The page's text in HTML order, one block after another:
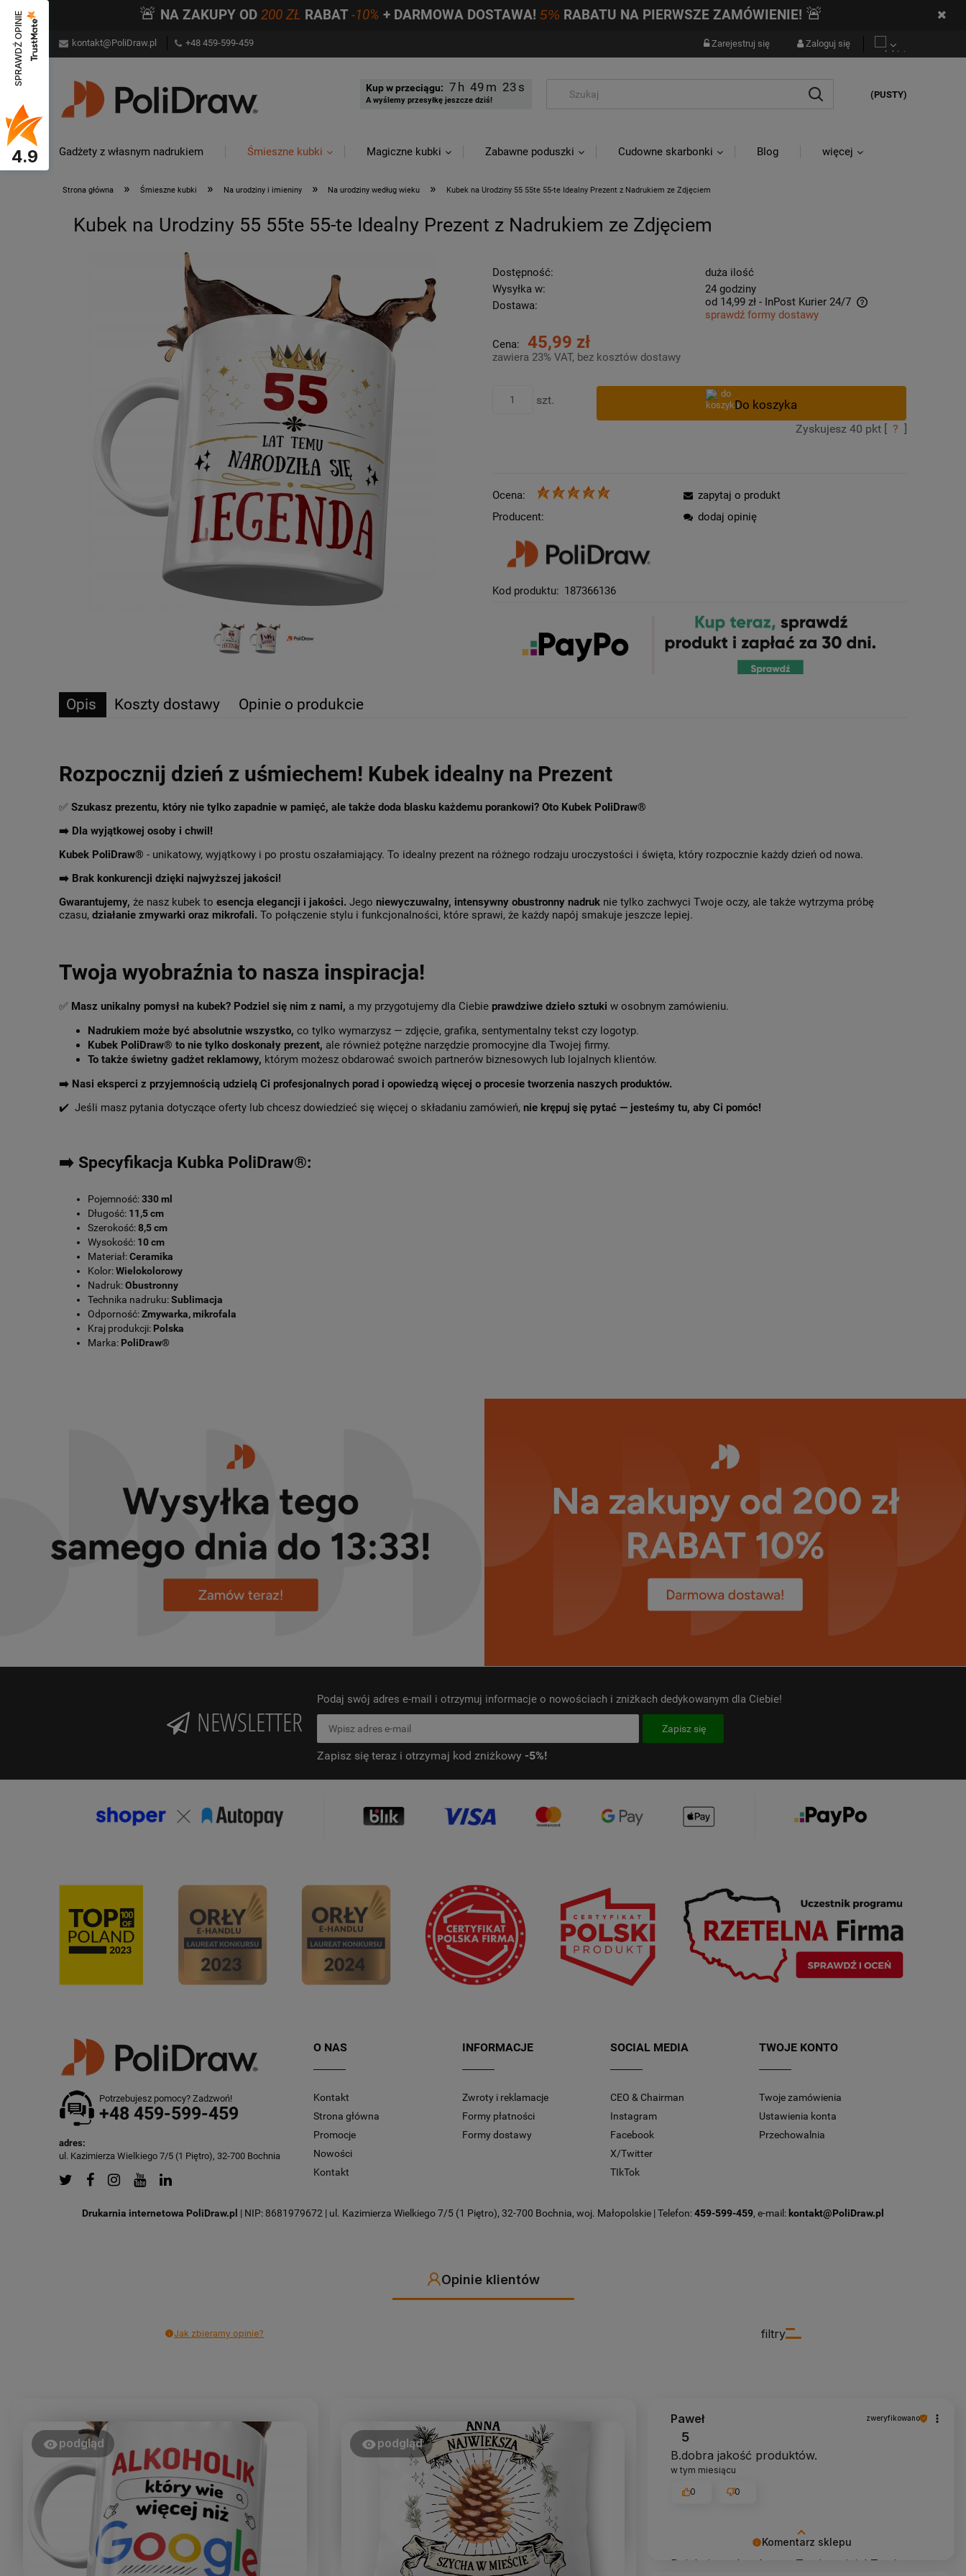
🚨 NA ZAKUPY OD 200 ZŁ RABAT-10% + DARMOWA DOSTAWA! 5% RABATU NA PIERWSZE ZAMÓWIENIE! 🚨
kontakt@PoliDraw.pl +48 459-599-459 Zarejestruj się Zaloguj się
(PUSTY)
Kup w przeciągu: 7 49 22
A wyślemy przesyłkę jeszcze dziś!
Gadżety z własnym nadrukiem Śmieszne kubki Magiczne kubki Zabawne poduszki Cudowne skarbonki Blog więcej
Strona główna » Śmieszne kubki » Na urodziny i imieniny » Na urodziny według wieku » Kubek na Urodziny 55 55te 55-te Idealny Prezent z Nadrukiem ze Zdjęciem
Kubek na Urodziny 55 55te 55-te Idealny Prezent z Nadrukiem ze Zdjęciem
Dostępność:
duża ilość
Wysyłka w:
24 godziny
Dostawa:
od 14,99 zł - InPost Kurier 24/7
sprawdź formy dostawy
Cena: 45,99 zł
zawiera 23% VAT, bez kosztów dostawy
szt.
Zyskujesz 40 pkt [ ? ]
Ocena:
Producent:
Kod produktu: 187366136
zapytaj o produkt
dodaj opinię
Opis Koszty dostawy Opinie o produkcie
Rozpocznij dzień z uśmiechem! Kubek idealny na Prezent
✅ Szukasz prezentu, który nie tylko zapadnie w pamięć, ale także doda blasku każdemu porankowi? Oto Kubek PoliDraw®
➡️ Dla wyjątkowej osoby i chwil!
Kubek PoliDraw® - unikatowy, wyjątkowy i po prostu oszałamiający. To idealny prezent na różnego rodzaju uroczystości i święta, który rozpocznie każdy dzień od nowa.
➡️ Brak konkurencji dzięki najwyższej jakości!
Gwarantujemy, że nasz kubek to esencja elegancji i jakości. Jego niewyczuwalny, intensywny obustronny nadruk nie tylko zachwyci Twoje oczy, ale także wytrzyma próbę
czasu, działanie zmywarki oraz mikrofali. To połączenie stylu i funkcjonalności, które sprawi, że każdy napój smakuje jeszcze lepiej.
Twoja wyobraźnia to nasza inspiracja!
✅ Masz unikalny pomysł na kubek? Podziel się nim z nami, a my przygotujemy dla Ciebie prawdziwe dzieło sztuki w osobnym zamówieniu.
Nadrukiem może być absolutnie wszystko, co tylko wymarzysz — zdjęcie, grafika, sentymentalny tekst czy logotyp.
Kubek PoliDraw® to nie tylko doskonały prezent, ale również potężne narzędzie promocyjne dla Twojej firmy.
To także świetny gadżet reklamowy, którym możesz obdarować swoich partnerów biznesowych lub lojalnych klientów.
➡️ Nasi eksperci z przyjemnością udzielą Ci profesjonalnych porad i opowiedzą więcej o procesie tworzenia naszych produktów.
✔️ Jeśli masz pytania dotyczące oferty lub chcesz dowiedzieć się więcej o składaniu zamówień, nie krępuj się pytać — jesteśmy tu, aby Ci pomóc!
➡️ Specyfikacja Kubka PoliDraw®:
Pojemność:330 ml
Długość: 11,5 cm
Szerokość:8,5 cm
Wysokość: 10 cm
Materiał:Ceramika
Kolor:Wielokolorowy
Nadruk:Obustronny
Technika nadruku:Sublimacja
Odporność:Zmywarka, mikrofala
Kraj produkcji: Polska
Marka: PoliDraw®
NEWSLETTER
Podaj swój adres e-mail i otrzymuj informacje o nowościach i zniżkach dedykowanym dla Ciebie!
Zapisz się teraz i otrzymaj kod zniżkowy -5%!
Potrzebujesz pomocy? Zadzwoń!
+48 459-599-459
adres:
ul. Kazimierza Wielkiego 7/5 (1 Piętro), 32-700 Bochnia
O NAS
Kontakt
Strona główna
Promocje
Nowości
Kontakt
INFORMACJE
Zwroty i reklamacje
Formy płatności
Formy dostawy
SOCIAL MEDIA
CEO & Chairman
Instagram
Facebook
X/Twitter
TIkTok
TWOJE KONTO
Twoje zamówienia
Ustawienia konta
Przechowalnia
Drukarnia internetowa PoliDraw.pl | NIP: 8681979672 | ul. Kazimierza Wielkiego 7/5 (1 Piętro), 32-700 Bochnia, woj. Małopolskie | Telefon:459-599-459, e-mail: kontakt@PoliDraw.pl
Opinie klientów
filtry
Jak zbieramy opinie?
podgląd podgląd
Komentarz sklepu
Dziękujemy bardzo za Twoją opinię! Twoja
Paweł zweryfikowano
5
B.dobra jakość produktów.
w tym miesiącu
0 0
SPRAWDŹ OPINIE
4.9